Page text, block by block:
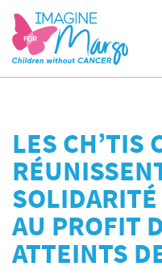
LES CH’TIS
AU PROFIT
ATTEINTS